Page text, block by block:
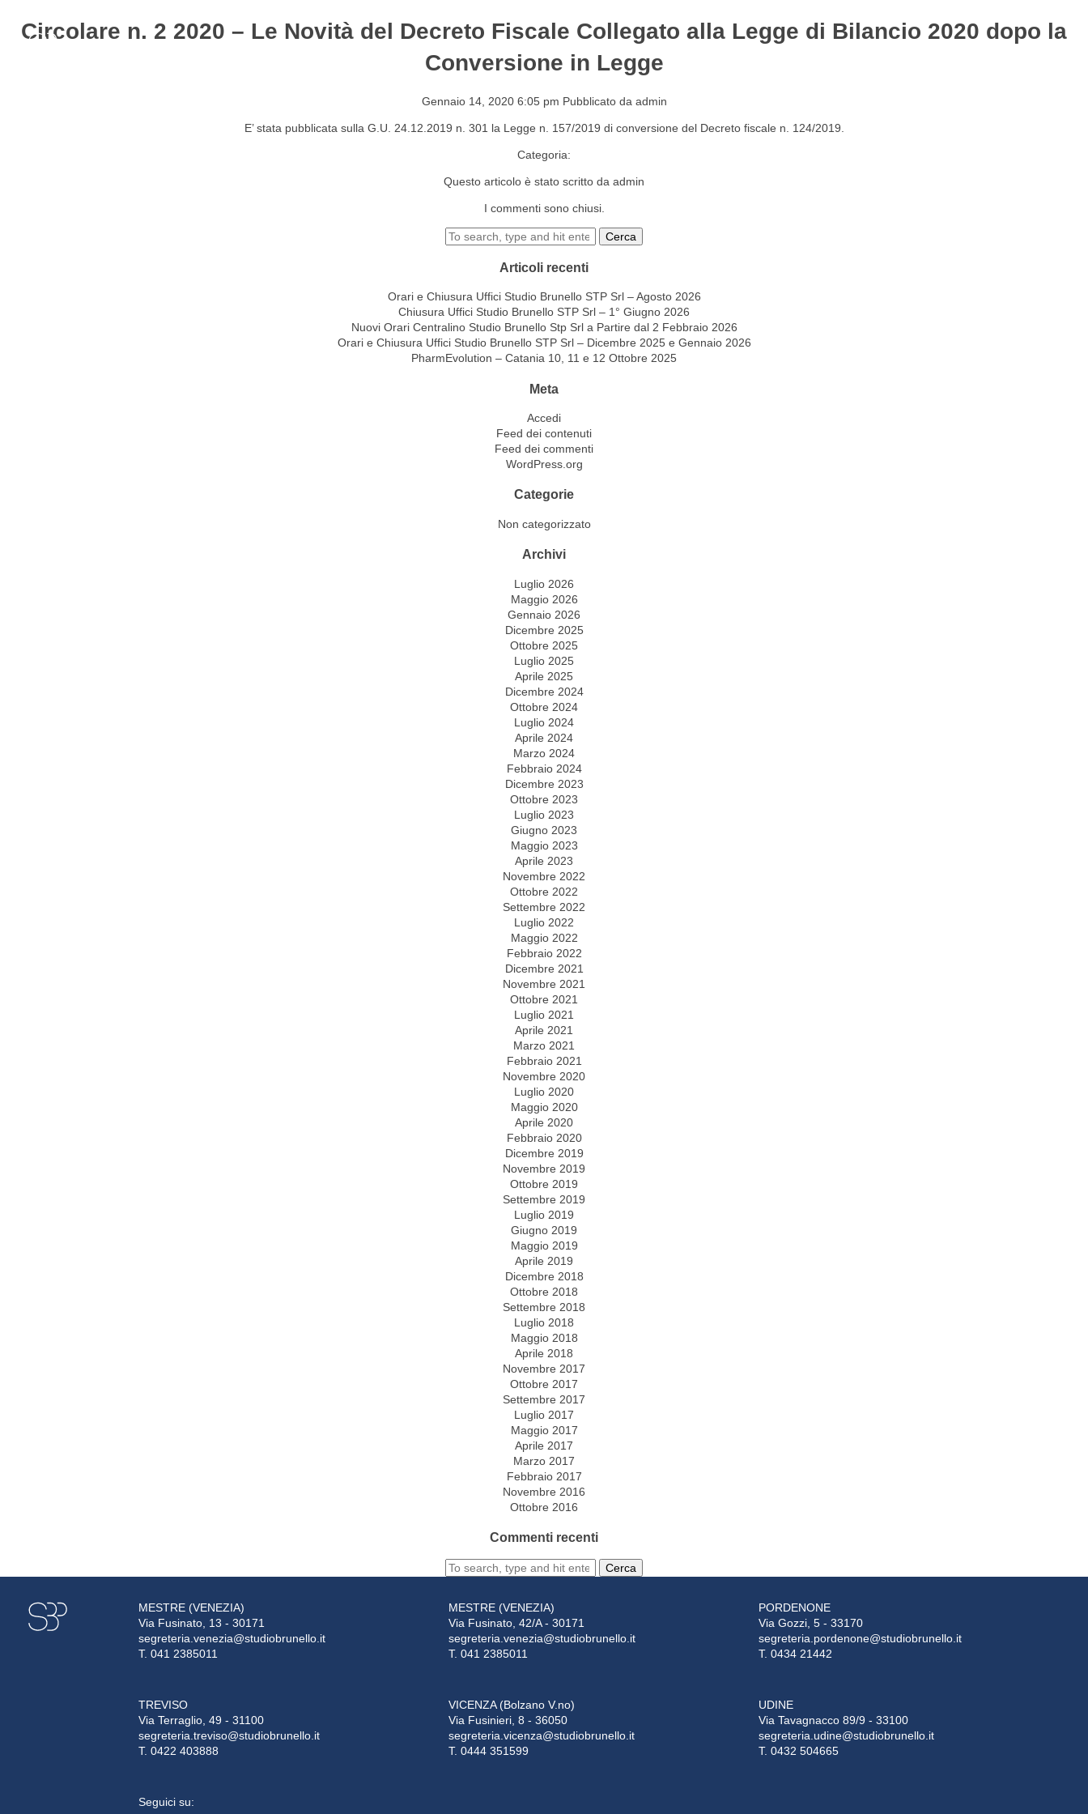
Lavora con noi
Circolare n. 2 2020 – Le Novità del Decreto Fiscale Collegato alla Legge di Bilancio 2020 dopo la
Conversione in Legge
Gennaio 14, 2020 6:05 pm Pubblicato da admin
E’ stata pubblicata sulla G.U. 24.12.2019 n. 301 la Legge n. 157/2019 di conversione del Decreto fiscale n. 124/2019.
Categoria:
Questo articolo è stato scritto da admin
I commenti sono chiusi.
Cerca
Articoli recenti
Orari e Chiusura Uffici Studio Brunello STP Srl – Agosto 2026
Chiusura Uffici Studio Brunello STP Srl – 1° Giugno 2026
Nuovi Orari Centralino Studio Brunello Stp Srl a Partire dal 2 Febbraio 2026
Orari e Chiusura Uffici Studio Brunello STP Srl – Dicembre 2025 e Gennaio 2026
PharmEvolution – Catania 10, 11 e 12 Ottobre 2025
Meta
Accedi
Feed dei contenuti
Feed dei commenti
WordPress.org
Categorie
Non categorizzato
Archivi
Luglio 2026
Maggio 2026
Gennaio 2026
Dicembre 2025
Ottobre 2025
Luglio 2025
Aprile 2025
Dicembre 2024
Ottobre 2024
Luglio 2024
Aprile 2024
Marzo 2024
Febbraio 2024
Dicembre 2023
Ottobre 2023
Luglio 2023
Giugno 2023
Maggio 2023
Aprile 2023
Novembre 2022
Ottobre 2022
Settembre 2022
Luglio 2022
Maggio 2022
Febbraio 2022
Dicembre 2021
Novembre 2021
Ottobre 2021
Luglio 2021
Aprile 2021
Marzo 2021
Febbraio 2021
Novembre 2020
Luglio 2020
Maggio 2020
Aprile 2020
Febbraio 2020
Dicembre 2019
Novembre 2019
Ottobre 2019
Settembre 2019
Luglio 2019
Giugno 2019
Maggio 2019
Aprile 2019
Dicembre 2018
Ottobre 2018
Settembre 2018
Luglio 2018
Maggio 2018
Aprile 2018
Novembre 2017
Ottobre 2017
Settembre 2017
Luglio 2017
Maggio 2017
Aprile 2017
Marzo 2017
Febbraio 2017
Novembre 2016
Ottobre 2016
Commenti recenti
Cerca
MESTRE (VENEZIA)
Via Fusinato, 13 - 30171
segreteria.venezia@studiobrunello.it
T. 041 2385011
MESTRE (VENEZIA)
Via Fusinato, 42/A - 30171
segreteria.venezia@studiobrunello.it
T. 041 2385011
PORDENONE
Via Gozzi, 5 - 33170
segreteria.pordenone@studiobrunello.it
T. 0434 21442
TREVISO
Via Terraglio, 49 - 31100
segreteria.treviso@studiobrunello.it
T. 0422 403888
VICENZA (Bolzano V.no)
Via Fusinieri, 8 - 36050
segreteria.vicenza@studiobrunello.it
T. 0444 351599
UDINE
Via Tavagnacco 89/9 - 33100
segreteria.udine@studiobrunello.it
T. 0432 504665
Seguici su: